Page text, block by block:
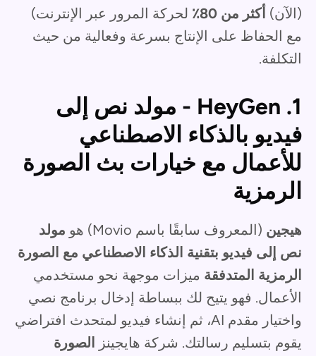
(الآن) أكثر من 80٪
لحركة المرور عبر الإنترنت)
مع الحفاظ على الإنتاج بسرعة وفعالية من حيث
التكلفة.
1. HeyGen - مولد نص إلى
فيديو بالذكاء الاصطناعي
للأعمال مع خيارات بث الصورة
الرمزية
هيجين (المعروف سابقًا باسم Movio) هو
مولد
نص إلى فيديو بتقنية الذكاء الاصطناعي مع الصورة
الرمزية المتدفقة ميزات موجهة نحو مستخدمي
الأعمال. فهو يتيح لك ببساطة إدخال برنامج نصي
واختيار مقدم AI، ثم إنشاء فيديو لمتحدث افتراضي
يقوم بتسليم رسالتك. شركة هايجينز
الصورة